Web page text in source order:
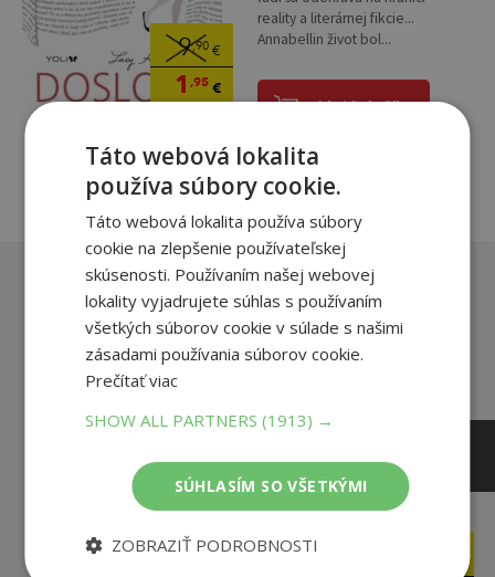
9,90 €
1 ,95 €
reality a literárnej fikcie...
Annabellin život bol...
pridať do košíka
Zákazníci, ktorí si kúpili
tento titul si tiež kúpili
17 ,90
Táto webová lokalita
používa súbory cookie.
Táto webová lokalita používa súbory
cookie na zlepšenie používateľskej
skúsenosti. Používaním našej webovej
lokality vyjadrujete súhlas s používaním
všetkých súborov cookie v súlade s našimi
zásadami používania súborov cookie.
Prečítať viac
SHOW ALL PARTNERS(1913) →
SÚHLASÍM SO VŠETKÝMI
ZOBRAZIŤ PODROBNOSTI